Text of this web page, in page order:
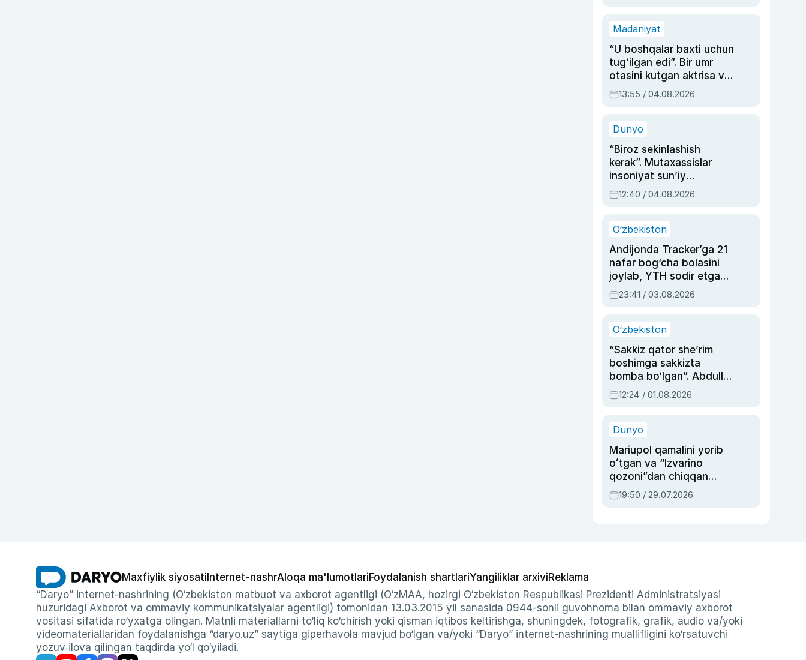
Madaniyat
“U boshqalar baxti uchun
tug‘ilgan edi”. Bir umr
otasini kutgan aktrisa va
dublyaj ustasi Rimma
Ahmedovaning
13:55 / 04.08.2026
Dunyo
“Biroz sekinlashish
kerak”. Mutaxassislar
insoniyat sun’iy
intellektni boshqara
olmay qolishidan xavotir
12:40 / 04.08.2026
O‘zbekiston
Andijonda Tracker’ga 21
nafar bog‘cha bolasini
joylab, YTH sodir etgan
ayolga sud hukmi o‘qildi
23:41 / 03.08.2026
O‘zbekiston
“Sakkiz qator she’rim
boshimga sakkizta
bomba bo‘lgan”. Abdulla
Oripovni siyosiy
ayblovlardan asrab
12:24 / 01.08.2026
Dunyo
Mariupol qamalini yorib
oʻtgan va “Izvarino
qozoni”dan chiqqan
qahramon — Ukraina
armiyasi bosh
19:50 / 29.07.2026
Maxfiylik siyosati Internet-nashrAloqa ma'lumotlariFoydalanish shartlariYangiliklar arxiviReklama
“Daryo” internet-nashrining (O‘zbekiston matbuot va axborot agentligi (O‘zMAA, hozirgi O‘zbekiston Respublikasi Prezidenti Administratsiyasi
huzuridagi Axborot va ommaviy kommunikatsiyalar agentligi) tomonidan 13.03.2015 yil sanasida 0944-sonli guvohnoma bilan ommaviy axborot
vositasi sifatida ro‘yxatga olingan. Matnli materiallarni to‘liq ko‘chirish yoki qisman iqtibos keltirishga, shuningdek, fotografik, grafik, audio va/yoki
videomateriallaridan foydalanishga “daryo.uz” saytiga giperhavola mavjud bo‘lgan va/yoki “Daryo” internet-nashrining muallifligini ko‘rsatuvchi
yozuv ilova qilingan taqdirda yo‘l qo‘yiladi.